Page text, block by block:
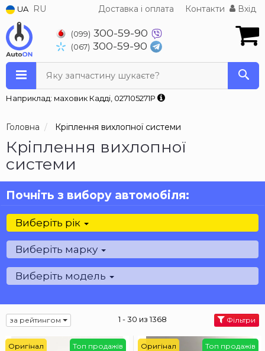
UA RU Доставка і оплата Контакти Вхід
(099) 300-59-90
(067) 300-59-90
Яку запчастину шукаєте?
Наприклад: маховик Кадді, 027105271P
Головна Кріплення вихлопної системи
Кріплення вихлопної
системи
Почніть з вибору автомобіля:
Виберіть рік
Виберіть марку
Виберіть модель
за рейтингом 1 - 30 из 1368 Фільтри
Топ продажів
Оригінал Топ продажів
Оригінал